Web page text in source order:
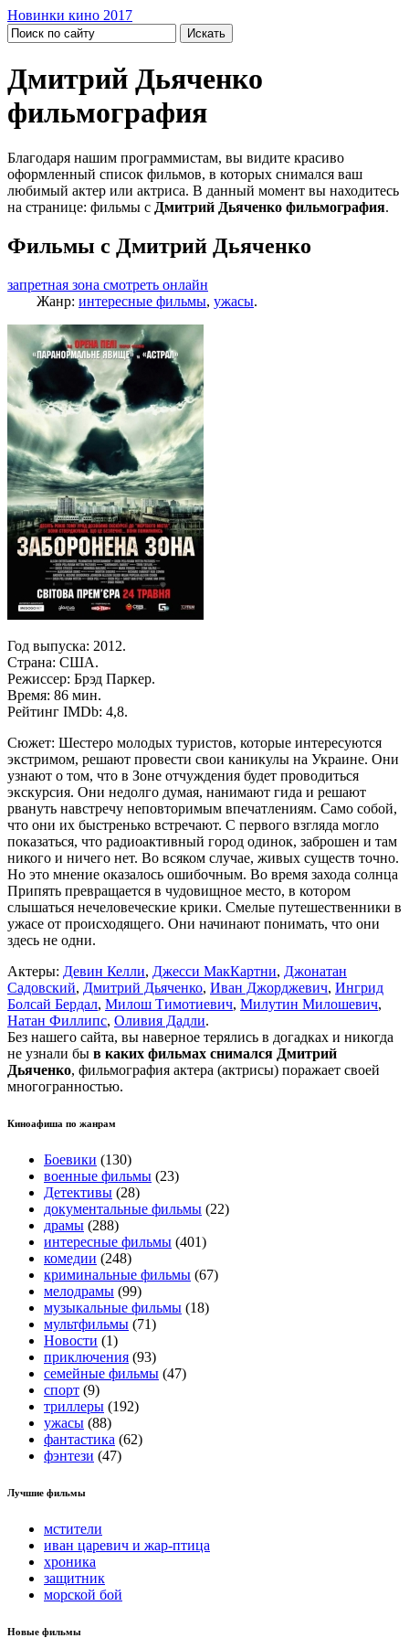
Новинки кино 2017
Дмитрий Дьяченко
фильмография
Благодаря нашим программистам, вы видите красиво
оформленный список фильмов, в которых снимался ваш
любимый актер или актриса. В данный момент вы находитесь
на странице: фильмы с Дмитрий Дьяченко фильмография.
Фильмы с Дмитрий Дьяченко
запретная зона смотреть онлайн
Жанр: интересные фильмы, ужасы.
Год выпуска: 2012.
Страна: США.
Режиссер: Брэд Паркер.
Время: 86 мин.
Рейтинг IMDb: 4,8.
Сюжет: Шестеро молодых туристов, которые интересуются
экстримом, решают провести свои каникулы на Украине. Они
узнают о том, что в Зоне отчуждения будет проводиться
экскурсия. Они недолго думая, нанимают гида и решают
рвануть навстречу неповторимым впечатлениям. Само собой,
что они их быстренько встречают. С первого взгляда могло
показаться, что радиоактивный город одинок, заброшен и там
никого и ничего нет. Во всяком случае, живых существ точно.
Но это мнение оказалось ошибочным. Во время захода солнца
Припять превращается в чудовищное место, в котором
слышаться нечеловеческие крики. Смелые путешественники в
ужасе от происходящего. Они начинают понимать, что они
здесь не одни.
Актеры: Девин Келли, Джесси МакКартни, Джонатан
Садовский, Дмитрий Дьяченко, Иван Джорджевич, Ингрид
Болсай Бердал, Милош Тимотиевич, Милутин Милошевич,
Натан Филлипс, Оливия Дадли.
Без нашего сайта, вы наверное терялись в догадках и никогда
не узнали бы в каких фильмах снимался Дмитрий
Дьяченко, фильмография актера (актрисы) поражает своей
многогранностью.
Киноафиша по жанрам
Боевики (130)
военные фильмы (23)
Детективы (28)
документальные фильмы (22)
драмы (288)
интересные фильмы (401)
комедии (248)
криминальные фильмы (67)
мелодрамы (99)
музыкальные фильмы (18)
мультфильмы (71)
Новости (1)
приключения (93)
семейные фильмы (47)
спорт (9)
триллеры (192)
ужасы (88)
фантастика (62)
фэнтези (47)
Лучшие фильмы
мстители
иван царевич и жар-птица
хроника
защитник
морской бой
Новые фильмы